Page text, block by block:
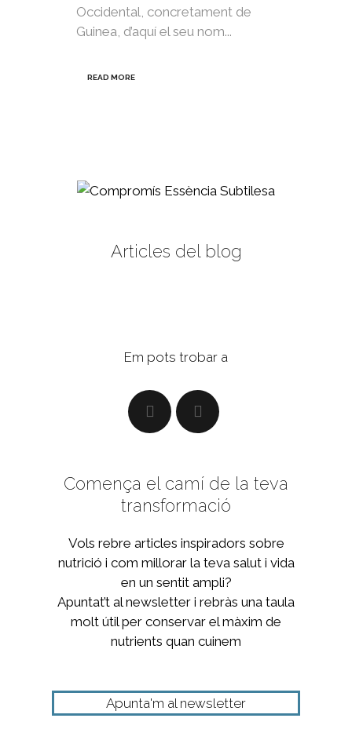
Occidental, concretament de
Guinea, d’aquí el seu nom...
READ MORE
Articles del blog
Em pots trobar a
Comença el camí de la teva
transformació
Vols rebre articles inspiradors sobre
nutrició i com millorar la teva salut i vida
en un sentit ampli?
Apuntat’t al newsletter i rebràs una taula
molt útil per conservar el màxim de
nutrients quan cuinem
Apunta'm al newsletter